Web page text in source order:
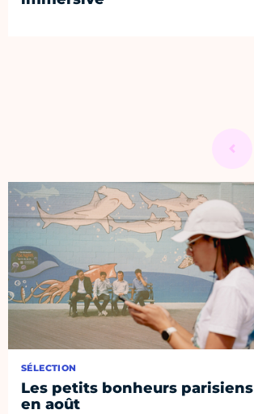
SÉLECTION
Les petits bonheurs parisiens
en août